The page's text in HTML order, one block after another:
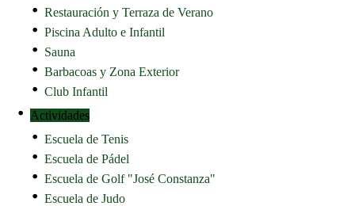
Restauración y Terraza de Verano
Piscina Adulto e Infantil
Sauna
Barbacoas y Zona Exterior
Club Infantil
Actividades
Escuela de Tenis
Escuela de Pádel
Escuela de Golf "José Constanza"
Escuela de Judo